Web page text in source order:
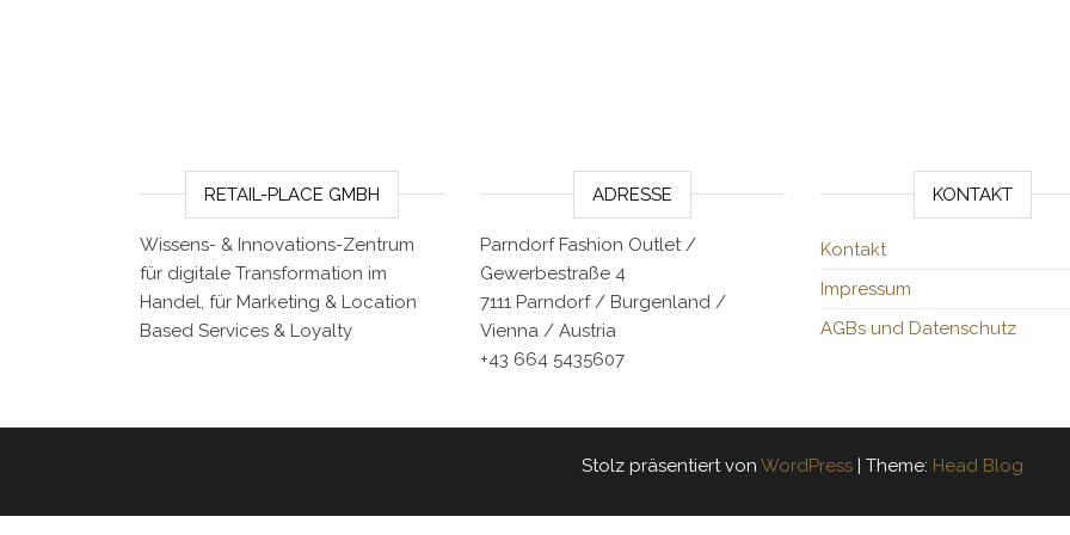
RETAIL-PLACE GMBH
Wissens- & Innovations-Zentrum
für digitale Transformation im
Handel, für Marketing & Location
Based Services & Loyalty
ADRESSE
Parndorf Fashion Outlet /
Gewerbestraße 4
7111 Parndorf / Burgenland /
Vienna / Austria
+43 664 5435607
KONTAKT
Kontakt
Impressum
AGBs und Datenschutz
Stolz präsentiert von WordPress | Theme: Head Blog